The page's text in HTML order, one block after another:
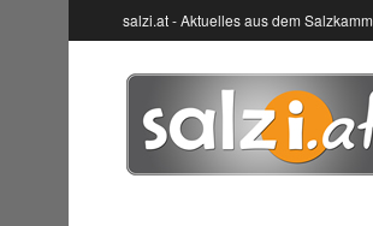
salzi.at - Aktuelles aus dem